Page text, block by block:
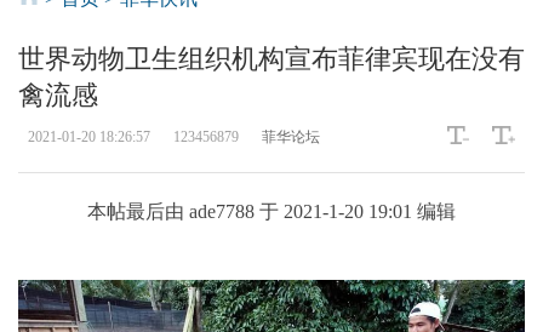
世界动物卫生组织机构宣布菲律宾现在没有
禽流感
2021-01-20 18:26:57 123456879 菲华论坛
本帖最后由 ade7788 于 2021-1-20 19:01 编辑